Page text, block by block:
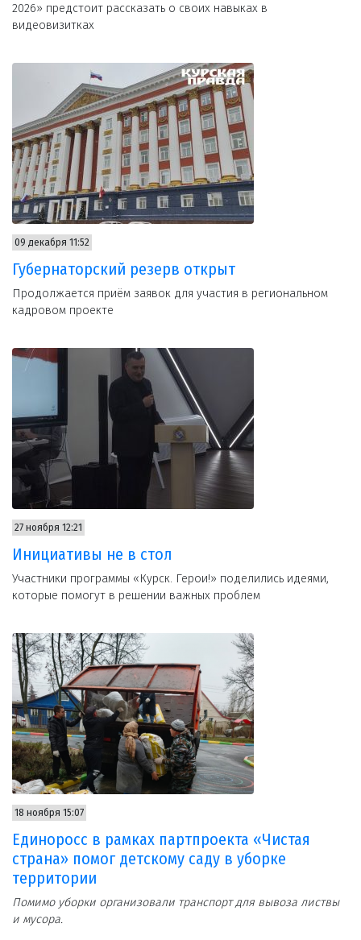
2026» предстоит рассказать о своих навыках в
видеовизитках
09 декабря 11:52
Губернаторский резерв открыт
Продолжается приём заявок для участия в региональном
кадровом проекте
27 ноября 12:21
Инициативы не в стол
Участники программы «Курск. Герои!» поделились идеями,
которые помогут в решении важных проблем
18 ноября 15:07
Единоросс в рамках партпроекта «Чистая
страна» помог детскому саду в уборке
территории
Помимо уборки организовали транспорт для вывоза листвы
и мусора.